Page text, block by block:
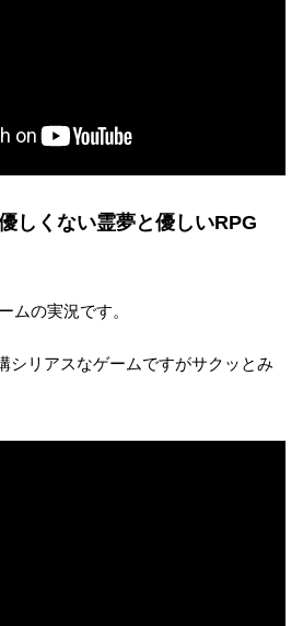
しくない霊夢と優しいRPG
ムの実況です。
シリアスなゲームですがサクッとみ